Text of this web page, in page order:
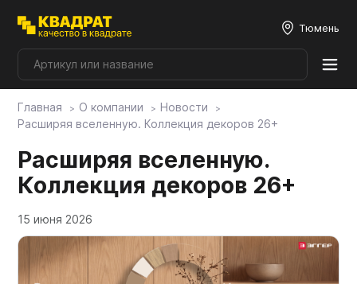
Тюмень
Плитные материалы
Фурнитура
Столешницы
Мой ЭГГЕР
Главная О компании
Новости
Расширяя вселенную. Коллекция декоров 26+
Расширяя вселенную.
Коллекция декоров 26+
15 июня 2026